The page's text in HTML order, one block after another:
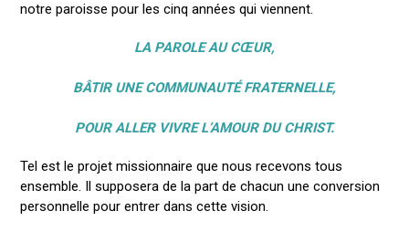
notre paroisse pour les cinq années qui viennent.
LA PAROLE AU CŒUR,
BÂTIR UNE COMMUNAUTÉ FRATERNELLE,
POUR ALLER VIVRE L’AMOUR DU CHRIST.
Tel est le projet missionnaire que nous recevons tous
ensemble. Il supposera de la part de chacun une conversion
personnelle pour entrer dans cette vision.